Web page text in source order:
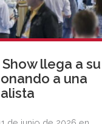
llega a su
a una